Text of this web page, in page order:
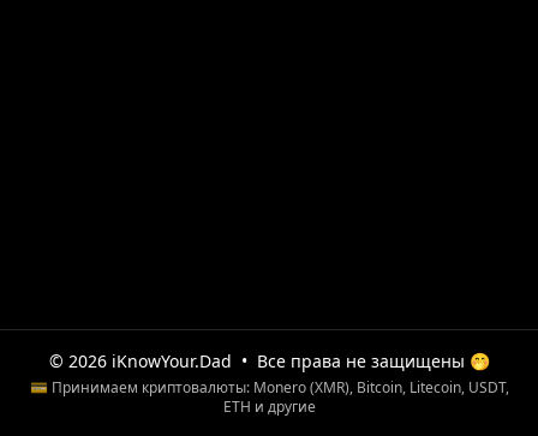
© 2026 iKnowYour.Dad • Все права не защищены 🤭
💳 Принимаем криптовалюты: Monero (XMR), Bitcoin, Litecoin, USDT,
ETH и другие